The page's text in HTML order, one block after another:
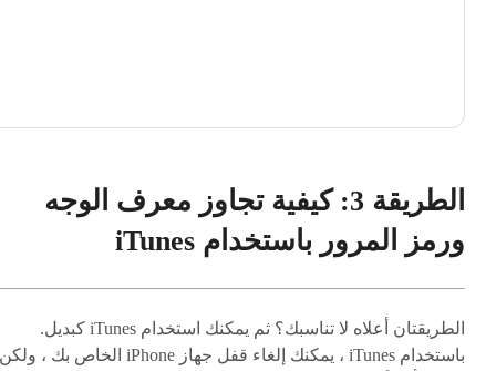
الطريقة 3: كيفية تجاوز معرف الوجه
ورمز المرور باستخدام iTunes
الطريقتان أعلاه لا تناسبك؟ ثم يمكنك استخدام iTunes كبديل.
باستخدام iTunes ، يمكنك إلغاء قفل جهاز iPhone الخاص بك ، ولكن